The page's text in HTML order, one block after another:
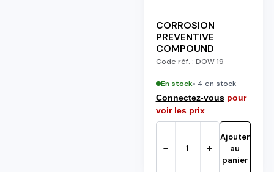
CORROSION
PREVENTIVE
COMPOUND
Code réf. : DOW 19
En stock• 4 en stock
Connectez-vouspour
voir les prix
− +
Ajouter
au
panier